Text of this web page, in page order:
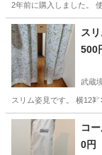
2年前に購入しました。
東京 渋谷区 幡
ス
500
武蔵
スリム姿見です。 横12
東京 西東京市
コ
0円